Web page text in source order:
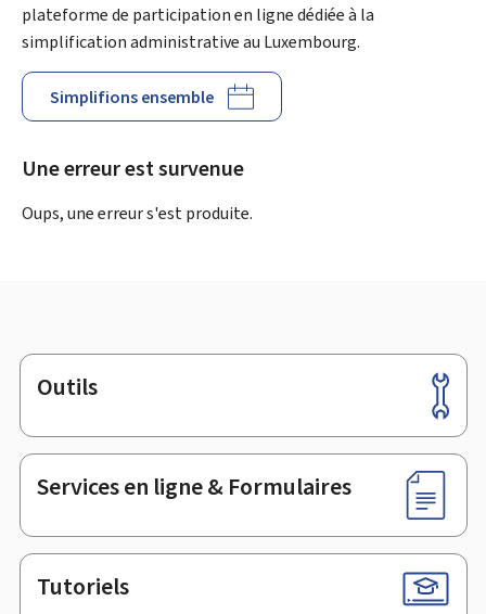
plateforme de participation en ligne dédiée à la
simplification administrative au Luxembourg.
Simplifions ensemble
Une erreur est survenue
Oups, une erreur s'est produite.
Pied
de
page
Outils
Services en ligne & Formulaires
Tutoriels